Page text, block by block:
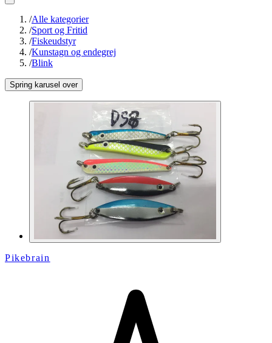
/Alle kategorier
/Sport og Fritid
/Fiskeudstyr
/Kunstagn og endegrej
/Blink
Spring karusel over
Pikebrain